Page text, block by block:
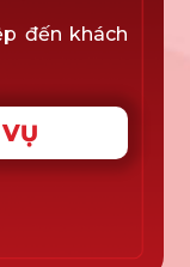
đến khách